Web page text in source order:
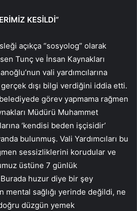
KESİLDİ”
açıkça “sosyolog” olarak
Tunç ve İnsan Kaynakları
vali yardımcılarına
dışı bilgi verdiğini iddia etti.
görev yapmama rağmen
Müdürü Muhammet
‘kendisi beden işçisidir’
bulunmuş. Vali Yardımcıları bu
sessizliklerini korudular ve
üstüne 7 günlük
huzur diye bir şey
mental sağlığı yerinde değildi, ne
düzgün yemek